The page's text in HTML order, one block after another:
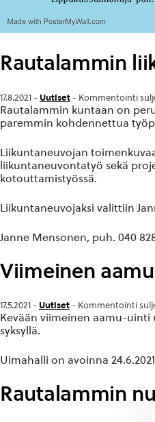
Rautalammin
17.8.2021 - Uutiset - Kommentointi
Rautalammin kuntaan on
paremmin kohdennettua
Liikuntaneuvojan
liikuntaneuvontatyö sekä
kotouttamistyössä.
Liikuntaneuvojaksi valittiin
Janne Mensonen, puh. 040
Viimeinen
17.5.2021 - Uutiset - Kommentointi
Kevään viimeinen aamu-uinti
syksyllä.
Uimahalli on avoinna
Rautalammin